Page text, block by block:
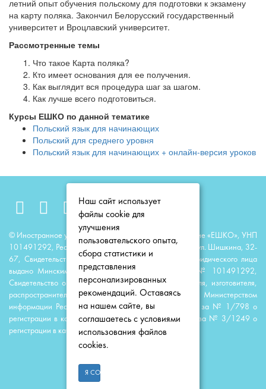
летний опыт обучения польскому для подготовки к экзамену
на карту поляка. Закончил Белорусский государственный
университет и Вроцлавский университет.
Рассмотренные темы
Что такое Карта поляка?
Кто имеет основания для ее получения.
Как выглядит вся процедура шаг за шагом.
Как лучше всего подготовиться.
Курсы ЕШКО по данной тематике
Польский язык для начинающих
Польский для среднего уровня
Польский язык для начинающих + онлайн-версия уроков
© Иностранное унитарное образовательное предприятие «ЕШКО», УНП
101491292, Республика Беларусь, 220118, г. Минск, ул. Шишкина, 32-
67, Свидетельство о государственной регистрации юридического лица
выдано Минским горисполкомом 23 июня 2014 г. № 101491292,
Свидетельство о государственной регистрации издателя, изготовителя,
распространителя печатных изданий выдано Министерством
информации Республики Беларусь 11 августа 2014 г. за № 1/798 о
регистрации в качестве издателя; 11 апреля 2016 г. за № 3/1249 о
регистрации в качестве распространителя.
ЕШКО Copyright © 1992-2025
Наш сайт использует
файлы cookie для
улучшения
пользовательского опыта,
сбора статистики и
представления
персонализированных
рекомендаций. Оставаясь
на нашем сайте, вы
соглашаетесь с условиями
использования файлов
cookies.
Я СОГЛАСЕН